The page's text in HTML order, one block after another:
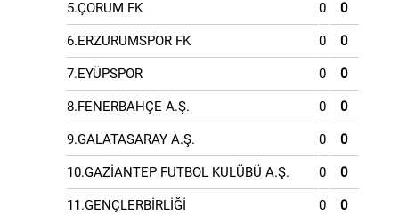
5.ÇORUM FK 0 0
6.ERZURUMSPOR FK 0 0
7.EYÜPSPOR 0 0
8.FENERBAHÇE A.Ş. 0 0
9.GALATASARAY A.Ş. 0 0
10.GAZİANTEP FUTBOL KULÜBÜ A.Ş. 0 0
11.GENÇLERBİRLİĞİ 0 0